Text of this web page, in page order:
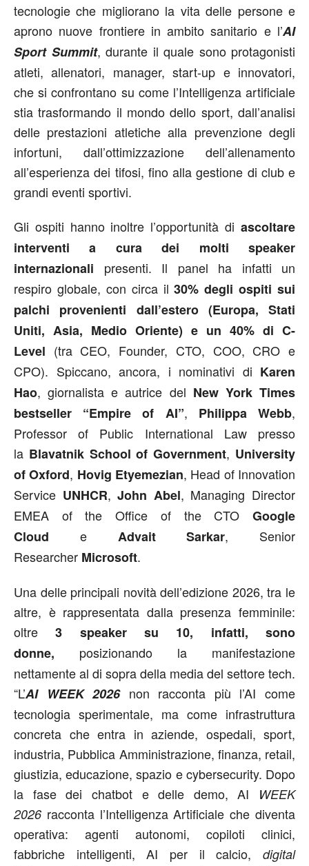
tecnologie che migliorano la vita delle persone e
aprono nuove frontiere in ambito sanitario e l’AI
Sport Summit, durante il quale sono protagonisti
atleti, allenatori, manager, start-up e innovatori,
che si confrontano su come l’Intelligenza artificiale
stia trasformando il mondo dello sport, dall’analisi
delle prestazioni atletiche alla prevenzione degli
infortuni, dall’ottimizzazione dell’allenamento
all’esperienza dei tifosi, fino alla gestione di club e
grandi eventi sportivi.
Gli ospiti hanno inoltre l’opportunità di ascoltare
interventi a cura dei molti speaker
internazionali presenti. Il panel ha infatti un
respiro globale, con circa il30% degli ospiti sui
palchi provenienti dall’estero (Europa, Stati
Uniti, Asia, Medio Oriente) e un 40% di C-
Level (tra CEO, Founder, CTO, COO, CRO e
CPO). Spiccano, ancora, i nominativi di Karen
Hao, giornalista e autrice del New York Times
bestseller “Empire of AI”, Philippa Webb,
Professor of Public International Law presso
la Blavatnik School of Government, University
of Oxford, Hovig Etyemezian, Head of Innovation
Service UNHCR,John Abel, Managing Director
EMEA of the Office of the CTO Google
Cloud e Advait Sarkar, Senior
Researcher Microsoft.
Una delle principali novità dell’edizione 2026, tra le
altre, è rappresentata dalla presenza femminile:
oltre3 speaker su 10, infatti, sono
donne, posizionando la manifestazione
nettamente al di sopra della media del settore tech.
“L’AI WEEK 2026 non racconta più l’AI come
tecnologia sperimentale, ma come infrastruttura
concreta che entra in aziende, ospedali, sport,
industria, Pubblica Amministrazione, finanza, retail,
giustizia, educazione, spazio e cybersecurity. Dopo
la fase dei chatbot e delle demo, AI WEEK
2026 racconta l’Intelligenza Artificiale che diventa
operativa: agenti autonomi, copiloti clinici,
fabbriche intelligenti, AI per il calcio, digital